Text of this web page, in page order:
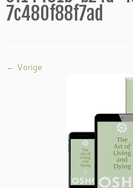
7c480f88f7ad
← Vorige